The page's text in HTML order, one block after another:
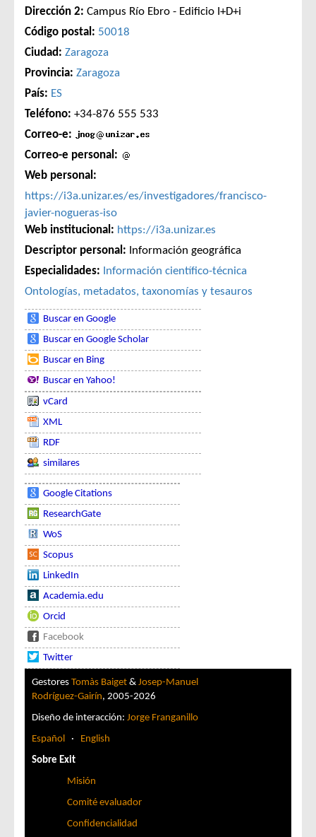
Dirección 2: Campus Río Ebro - Edificio I+D+i
Código postal: 50018
Ciudad: Zaragoza
Provincia: Zaragoza
País: ES
Teléfono: +34-876 555 533
Correo-e:
Correo-e personal:
Web personal:
https://i3a.unizar.es/es/investigadores/francisco-
javier-nogueras-iso
Web institucional: https://i3a.unizar.es
Descriptor personal: Información geográfica
Especialidades: Información científico-técnica
Ontologías, metadatos, taxonomías y tesauros
Buscar en Google
Buscar en Google Scholar
Buscar en Bing
Buscar en Yahoo!
vCard
XML
RDF
similares
Google Citations
ResearchGate
WoS
Scopus
LinkedIn
Academia.edu
Orcid
Facebook
Twitter
Gestores Tomàs Baiget & Josep-Manuel
Rodríguez-Gairín, 2005-2026
Diseño de interacción: Jorge Franganillo
Español · English
Sobre Exit
Misión
Comité evaluador
Confidencialidad